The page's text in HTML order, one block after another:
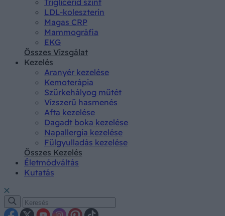
LDL-koleszterin
Magas CRP
Mammográfia
EKG
Összes Vizsgálat
Kezelés
Aranyér kezelése
Kemoterápia
Szürkehályog műtét
Vízszerű hasmenés
Afta kezelése
Dagadt boka kezelése
Napallergia kezelése
Fülgyulladás kezelése
Összes Kezelés
Életmódváltás
Kutatás